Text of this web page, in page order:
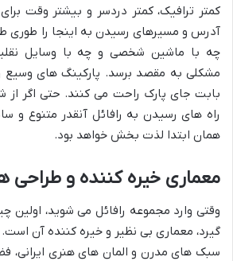
کمتر ترافیک، کمتر دردسر و بیشتر وقت
آدرس و مسیرهای رسیدن به اینجا را طوری
چه با ماشین شخصی و چه با وسایل
مشکلی به مقصد برسد. پارکینگ های وسیع
بابت جای پارک راحت می کنند. حتی اگر از
راه های رسیدن به رافائل آنقدر متنوع و
همان ابتدا لذت بخش خواهد بود.
معماری خیره کننده و طراحی
وقتی وارد مجموعه رافائل می شوید، اولین
گیرد، معماری بی نظیر و خیره کننده آن است.
سبک های مدرن و المان های هنری ایرانی،